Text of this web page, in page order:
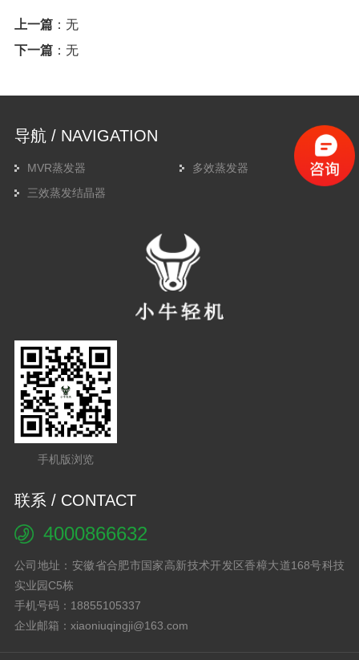
上一篇：无
下一篇：无
导航 / NAVIGATION
MVR蒸发器
多效蒸发器
三效蒸发结晶器
手机版浏览
联系 / CONTACT
4000866632
公司地址：安徽省合肥市国家高新技术开发区香樟大道168号科技
实业园C5栋
手机号码：18855105337
企业邮箱：xiaoniuqingji@163.com